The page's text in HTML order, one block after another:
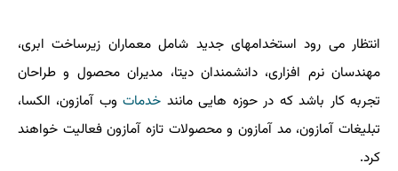
انتظار می رود استخدامهای جدید شامل معماران زیرساخت ابری،
مهندسان نرم افزاری، دانشمندان دیتا، مدیران محصول و طراحان
تجربه کار باشد که در حوزه هایی مانند خدماتوب آمازون، الکسا،
تبلیغات آمازون، مد آمازون و محصولات تازه آمازون فعالیت خواهند
کرد.